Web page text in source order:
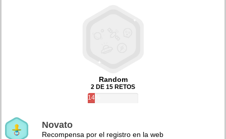
Random
2 DE 15 RETOS
14%
Novato
Recompensa por el registro en la web